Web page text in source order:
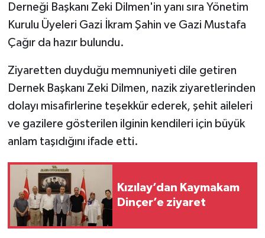
Derneği Başkanı Zeki Dilmen'in yanı sıra Yönetim
Kurulu Üyeleri Gazi İkram Şahin ve Gazi Mustafa
Çağır da hazır bulundu.
Ziyaretten duyduğu memnuniyeti dile getiren
Dernek Başkanı Zeki Dilmen, nazik ziyaretlerinden
dolayı misafirlerine teşekkür ederek, şehit aileleri
ve gazilere gösterilen ilginin kendileri için büyük
anlam taşıdığını ifade etti.
Kızılay’dan Kaymakam
Dinçer’e ziyaret